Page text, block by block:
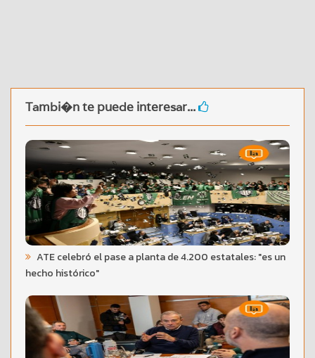
Tambi�n te puede interesar...
ATE celebró el pase a planta de 4.200 estatales: "es un
hecho histórico"